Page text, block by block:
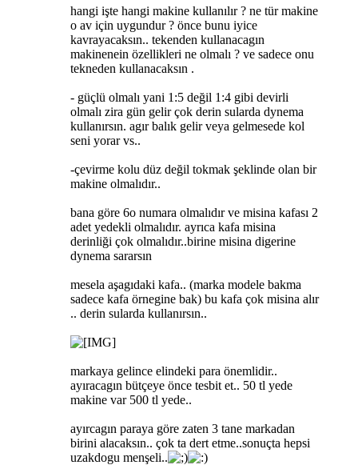
hangi işte hangi makine kullanılır ? ne tür makine
o av için uygundur ? önce bunu iyice
kavrayacaksın.. tekenden kullanacagın
makinenein özellikleri ne olmalı ? ve sadece onu
tekneden kullanacaksın .
- güçlü olmalı yani 1:5 değil 1:4 gibi devirli
olmalı zira gün gelir çok derin sularda dynema
kullanırsın. agır balık gelir veya gelmesede kol
seni yorar vs..
-çevirme kolu düz değil tokmak şeklinde olan bir
makine olmalıdır..
bana göre 6o numara olmalıdır ve misina kafası 2
adet yedekli olmalıdır. ayrıca kafa misina
derinliği çok olmalıdır..birine misina digerine
dynema sararsın
mesela aşagıdaki kafa.. (marka modele bakma
sadece kafa örnegine bak) bu kafa çok misina alır
.. derin sularda kullanırsın..
markaya gelince elindeki para önemlidir..
ayıracagın bütçeye önce tesbit et.. 50 tl yede
makine var 500 tl yede..
ayırcagın paraya göre zaten 3 tane markadan
birini alacaksın.. çok ta dert etme..sonuçta hepsi
uzakdogu menşeli..